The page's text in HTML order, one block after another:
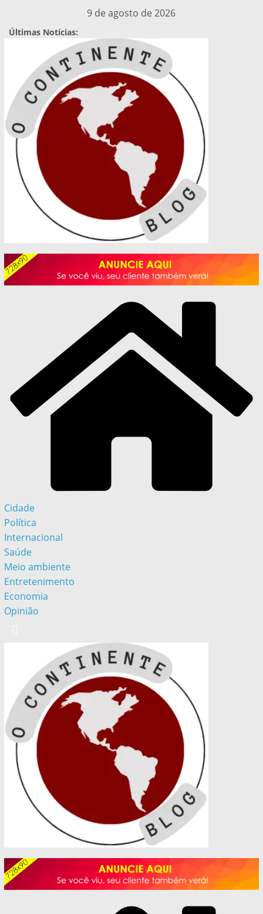
para
9 de agosto de 2026
Últimas Notícias:
Cidade
Política
Internacional
Saúde
Meio ambiente
Entretenimento
Economia
Opinião